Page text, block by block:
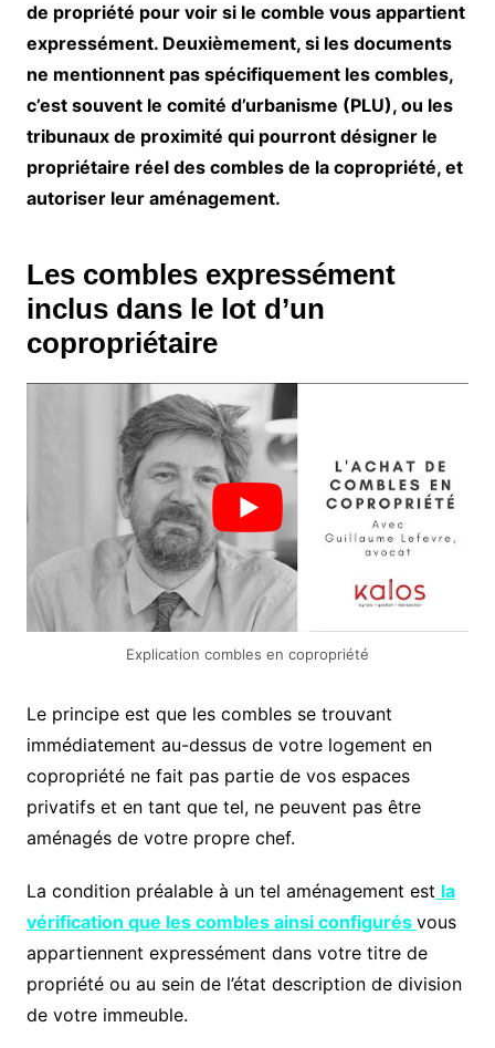
de propriété pour voir si le comble vous appartient
expressément. Deuxièmement, si les documents
ne mentionnent pas spécifiquement les combles,
c’est souvent le comité d’urbanisme (PLU), ou les
tribunaux de proximité qui pourront désigner le
propriétaire réel des combles de la copropriété, et
autoriser leur aménagement.
Les combles expressément
inclus dans le lot d’un
copropriétaire
Explication combles en copropriété
Le principe est que les combles se trouvant
immédiatement au-dessus de votre logement en
copropriété ne fait pas partie de vos espaces
privatifs et en tant que tel, ne peuvent pas être
aménagés de votre propre chef.
La condition préalable à un tel aménagement est la
vérification que les combles ainsi configurés vous
appartiennent expressément dans votre titre de
propriété ou au sein de l’état description de division
de votre immeuble.